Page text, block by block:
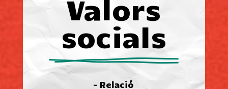
Valors
socials
– Relació